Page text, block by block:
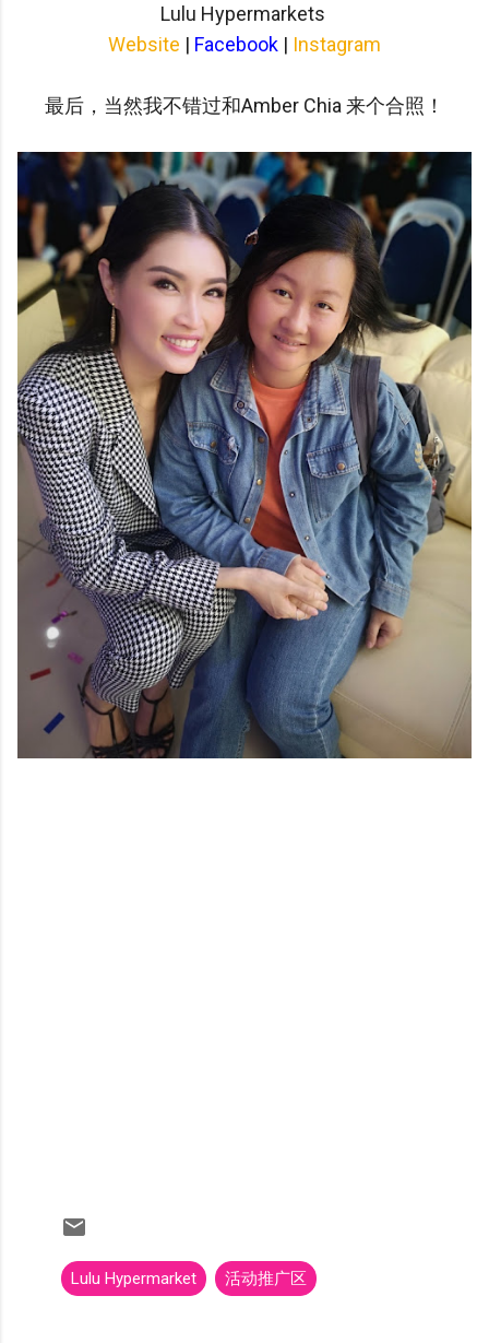
Lulu Hypermarkets
Website | Facebook | Instagram
最后，当然我不错过和Amber Chia 来个合照！
Lulu Hypermarket 活动推广区